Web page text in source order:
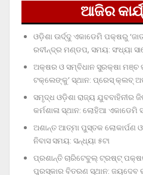
ଆଜିର
ଓଡ଼ିଶା ଊର୍ଦ୍ଦୁ ଏକାଡେମି ପକ୍ଷରୁ
ରବୀନ୍ଦ୍ର ମଣ୍ଡପ, ସମୟ: ସଂଧ୍ୟା
ଅକ୍ଷର ଓ ସମ୍ବିଧାନ ସୁରକ୍ଷା ମଞ୍ଚ
ଟକ୍‌ଲେଙ୍କୁ’ ସ୍ଥାନ: ପ୍ରେସ୍‌ କ୍ଲବ୍‌
ସମୃଦ୍ଧ ଓଡ଼ିଶା ରାଜ୍ୟ ଯୁବବାହିନୀର
କର୍ମଶାଳା ସ୍ଥାନ: ଲୋହିଆ
ଅଶାନ୍ତ ଆତ୍ମା ପୁସ୍ତକ ଲୋକାର୍ପଣ
ନିବାସ ସମୟ: ସନ୍ଧ୍ୟା ୫ଟା
ପ୍ରଶାନ୍ତି ଚାରିଟେବୁଲ୍‌ ଟ୍ରଷ୍ଟ୍‌
ପୁରସ୍କାର ବିତରଣ ସ୍ଥାନ: ଜୟଦେବ